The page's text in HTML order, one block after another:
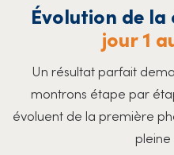
Évolution de
jour 1
Un résultat parfait
montrons étape par
évoluent de la première
pleine